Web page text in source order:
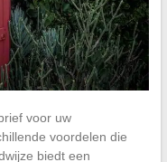
voor uw
voordelen die
biedt een